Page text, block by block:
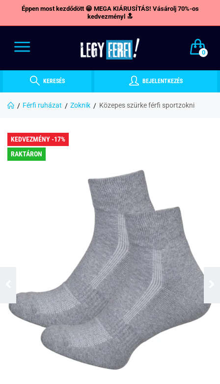
Éppen most kezdődött 😁 MEGA KIÁRUSÍTÁS! Vásárolj 70%-os
kedvezményl 🔝
0
KERESÉS BEJELENTKEZÉS
Férfi ruházat Zoknik Közepes szürke férfi sportzokni
KEDVEZMÉNY -17%
RAKTÁRON